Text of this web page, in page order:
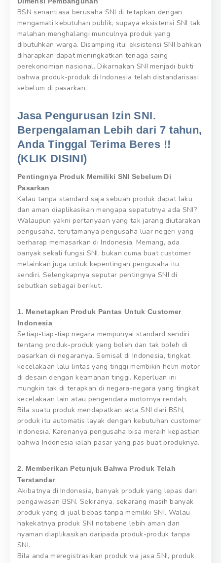
BSN senantiasa berusaha SNI di tetapkan dengan
mengamati kebutuhan publik, supaya eksistensi SNI tak
malahan menghalangi munculnya produk yang
dibutuhkan warga. Disamping itu, eksistensi SNI bahkan
diharapkan dapat meningkatkan tenaga saing
perekonomian nasional. Dikarnakan SNI menjadi bukti
bahwa produk-produk di Indonesia telah distandarisasi
sebelum di pasarkan.
Jasa Pengurusan Izin SNI.
Berpengalaman Lebih dari 7 tahun,
Anda Tinggal Terima Beres !!
(KLIK DISINI)
Pentingnya Produk Memiliki SNI Sebelum Di
Pasarkan
Kalau tanpa standard saja sebuah produk dapat laku
dan aman diaplikasikan mengapa sepatutnya ada SNI?
Walaupun yakni pertanyaan yang tak jarang diutarakan
pengusaha, terutamanya pengusaha luar negeri yang
berharap memasarkan di Indonesia. Memang, ada
banyak sekali fungsi SNI, bukan cuma buat customer
melainkan juga untuk kepentingan pengusaha itu
sendiri. Selengkapnya seputar pentingnya SNI di
sebutkan sebagai berikut.
1. Menetapkan Produk Pantas Untuk Customer
Indonesia
Setiap-tiap-tiap negara mempunyai standard sendiri
tentang produk-produk yang boleh dan tak boleh di
pasarkan di negaranya. Semisal di Indonesia, tingkat
kecelakaan lalu lintas yang tinggi membikin helm motor
di desain dengan keamanan tinggi. Keperluan ini
mungkin tak di terapkan di negara-negara yang tingkat
kecelakaan lain atau pengendara motornya rendah.
Bila suatu produk mendapatkan akta SNI dari BSN,
produk itu automatis layak dengan kebutuhan customer
Indonesia. Karenanya pengusaha bisa meraih kepastian
bahwa Indonesia ialah pasar yang pas buat produknya.
2. Memberikan Petunjuk Bahwa Produk Telah
Terstandar
Akibatnya di Indonesia, banyak produk yang lepas dari
pengawasan BSN. Sekiranya, sekarang masih banyak
produk yang di jual bebas tanpa memiliki SNI. Walau
hakekatnya produk SNI notabene lebih aman dan
nyaman diaplikasikan daripada produk-produk tanpa
SNI.
Bila anda meregistrasikan produk via jasa SNI, produk